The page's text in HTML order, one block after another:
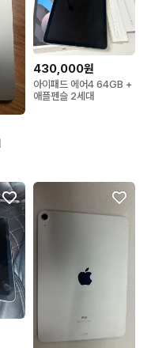
430,000원
아이패드 에어4 64GB +
애플펜슬 2세대